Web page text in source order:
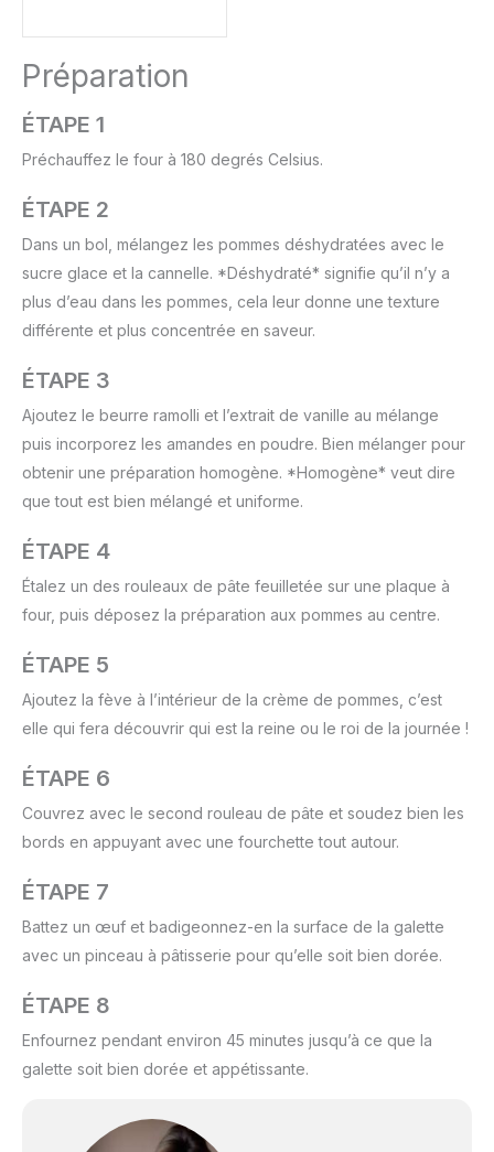
Préparation
ÉTAPE 1
Préchauffez le four à 180 degrés Celsius.
ÉTAPE 2
Dans un bol, mélangez les pommes déshydratées avec le
sucre glace et la cannelle. *Déshydraté* signifie qu’il n’y a
plus d’eau dans les pommes, cela leur donne une texture
différente et plus concentrée en saveur.
ÉTAPE 3
Ajoutez le beurre ramolli et l’extrait de vanille au mélange
puis incorporez les amandes en poudre. Bien mélanger pour
obtenir une préparation homogène. *Homogène* veut dire
que tout est bien mélangé et uniforme.
ÉTAPE 4
Étalez un des rouleaux de pâte feuilletée sur une plaque à
four, puis déposez la préparation aux pommes au centre.
ÉTAPE 5
Ajoutez la fève à l’intérieur de la crème de pommes, c’est
elle qui fera découvrir qui est la reine ou le roi de la journée !
ÉTAPE 6
Couvrez avec le second rouleau de pâte et soudez bien les
bords en appuyant avec une fourchette tout autour.
ÉTAPE 7
Battez un œuf et badigeonnez-en la surface de la galette
avec un pinceau à pâtisserie pour qu’elle soit bien dorée.
ÉTAPE 8
Enfournez pendant environ 45 minutes jusqu’à ce que la
galette soit bien dorée et appétissante.